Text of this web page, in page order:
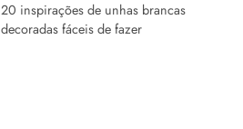
20 inspirações de unhas brancas
decoradas fáceis de fazer